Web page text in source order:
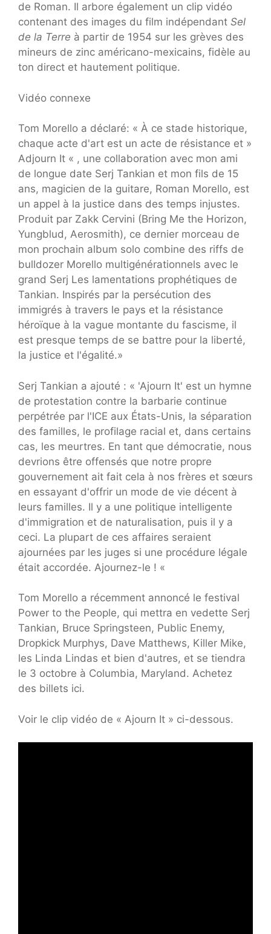
de Roman. Il arbore également un clip vidéo
contenant des images du film indépendant Sel
de la Terre à partir de 1954 sur les grèves des
mineurs de zinc américano-mexicains, fidèle au
ton direct et hautement politique.
Vidéo connexe
Tom Morello a déclaré: « À ce stade historique,
chaque acte d'art est un acte de résistance et »
Adjourn It « , une collaboration avec mon ami
de longue date Serj Tankian et mon fils de 15
ans, magicien de la guitare, Roman Morello, est
un appel à la justice dans des temps injustes.
Produit par Zakk Cervini (Bring Me the Horizon,
Yungblud, Aerosmith), ce dernier morceau de
mon prochain album solo combine des riffs de
bulldozer Morello multigénérationnels avec le
grand Serj Les lamentations prophétiques de
Tankian. Inspirés par la persécution des
immigrés à travers le pays et la résistance
héroïque à la vague montante du fascisme, il
est presque temps de se battre pour la liberté,
la justice et l'égalité.»
Serj Tankian a ajouté : « 'Ajourn It' est un hymne
de protestation contre la barbarie continue
perpétrée par l'ICE aux États-Unis, la séparation
des familles, le profilage racial et, dans certains
cas, les meurtres. En tant que démocratie, nous
devrions être offensés que notre propre
gouvernement ait fait cela à nos frères et sœurs
en essayant d'offrir un mode de vie décent à
leurs familles. Il y a une politique intelligente
d'immigration et de naturalisation, puis il y a
ceci. La plupart de ces affaires seraient
ajournées par les juges si une procédure légale
était accordée. Ajournez-le ! «
Tom Morello a récemment annoncé le festival
Power to the People, qui mettra en vedette Serj
Tankian, Bruce Springsteen, Public Enemy,
Dropkick Murphys, Dave Matthews, Killer Mike,
les Linda Lindas et bien d'autres, et se tiendra
le 3 octobre à Columbia, Maryland. Achetez
des billets ici.
Voir le clip vidéo de « Ajourn It » ci-dessous.